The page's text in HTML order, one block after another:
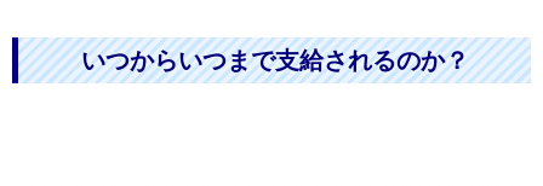
いつからいつまで支給されるのか？